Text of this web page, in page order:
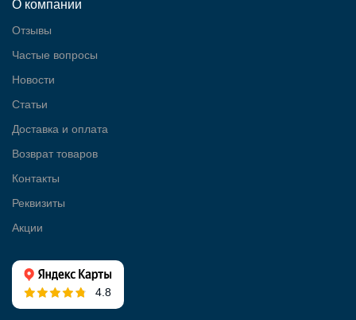
О компании
Отзывы
Частые вопросы
Новости
Статьи
Доставка и оплата
Возврат товаров
Контакты
Реквизиты
Акции
4.8